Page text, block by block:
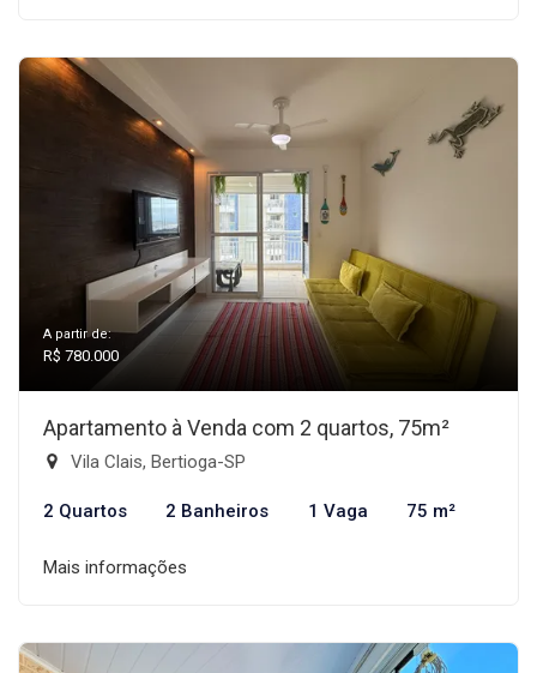
A partir de:
R$ 780.000
Apartamento à Venda com 2 quartos, 75m²
Vila Clais, Bertioga-SP
2 Quartos 2 Banheiros 1 Vaga 75 m²
Mais informações